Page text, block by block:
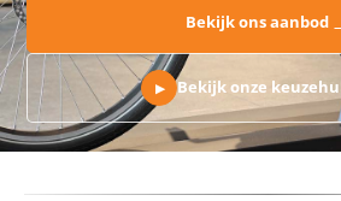
Bekijk ons aanbod
▶ Bekijk onze